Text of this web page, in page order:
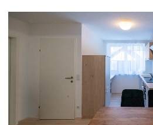
DUBAI-IMMOBILIEN
MERKLISTE
VERKAUFEN | VERMIETEN
IMMOBILIENBEWERTUNG